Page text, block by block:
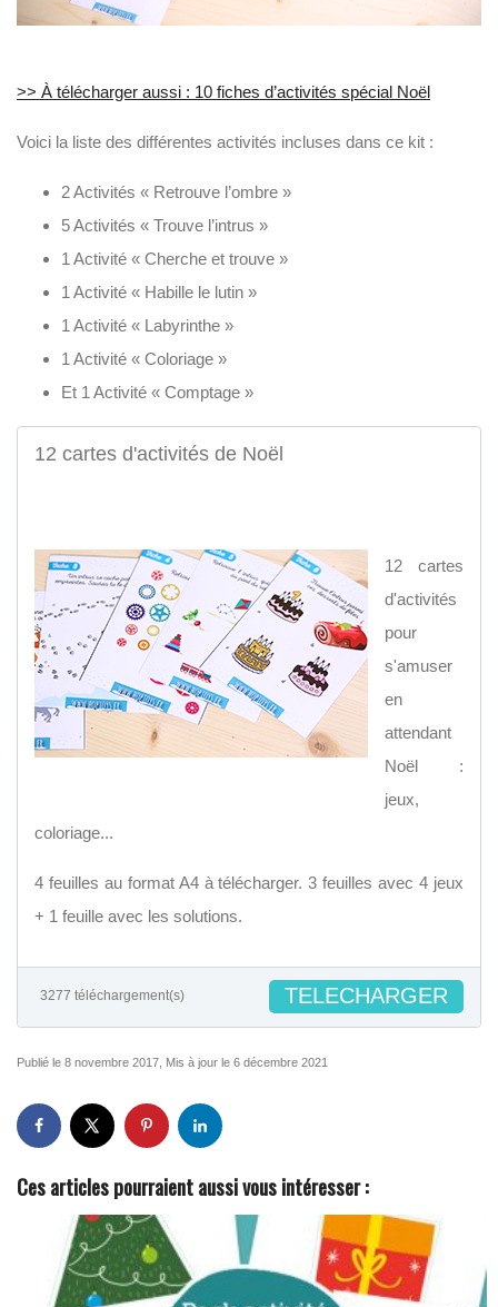
>> À télécharger aussi : 10 fiches d’activités spécial Noël
Voici la liste des différentes activités incluses dans ce kit :
2 Activités « Retrouve l’ombre »
5 Activités « Trouve l’intrus »
1 Activité « Cherche et trouve »
1 Activité « Habille le lutin »
1 Activité « Labyrinthe »
1 Activité « Coloriage »
Et 1 Activité « Comptage »
12 cartes d'activités de Noël
12 cartes
d'activités
pour
s'amuser
en
attendant
Noël :
jeux,
coloriage...
4 feuilles au format A4 à télécharger. 3 feuilles avec 4 jeux
+ 1 feuille avec les solutions.
3277 téléchargement(s) TELECHARGER
Publié le 8 novembre 2017, Mis à jour le 6 décembre 2021
Ces articles pourraient aussi vous intéresser :